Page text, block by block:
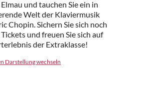
und tauchen Sie ein in
Welt der Klaviermusik
Chopin. Sichern Sie sich noch
und freuen Sie sich auf
der Extraklasse!
Darstellung wechseln